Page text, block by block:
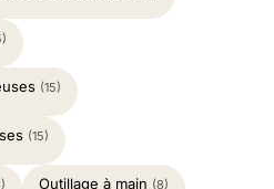
(15)
(15)
Outillage à main (8)